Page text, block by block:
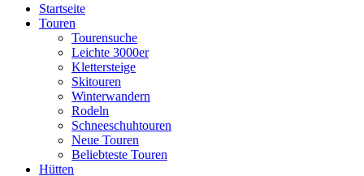
Startseite
Touren
Tourensuche
Leichte 3000er
Klettersteige
Skitouren
Winterwandern
Rodeln
Schneeschuhtouren
Neue Touren
Beliebteste Touren
Hütten